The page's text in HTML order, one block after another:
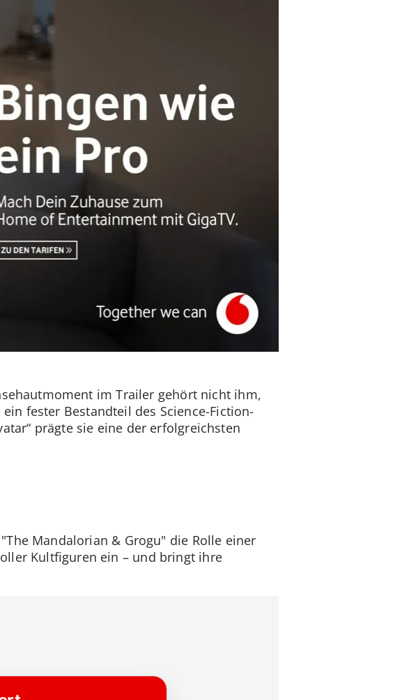
im Trailer gehört nicht ihm,
fester Bestandteil des Science-Fiction-
prägte sie eine der erfolgreichsten
Mandalorian & Grogu" die Rolle einer
Kultfiguren ein – und bringt ihre